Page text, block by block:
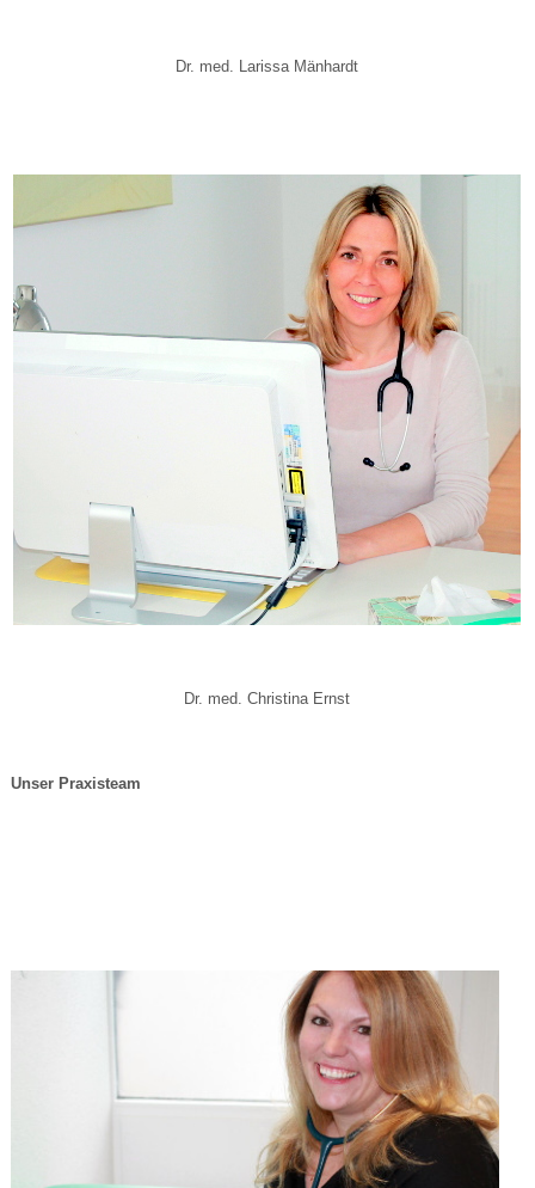
Dr. med. Larissa Mänhardt
Dr. med. Christina Ernst
Unser Praxisteam